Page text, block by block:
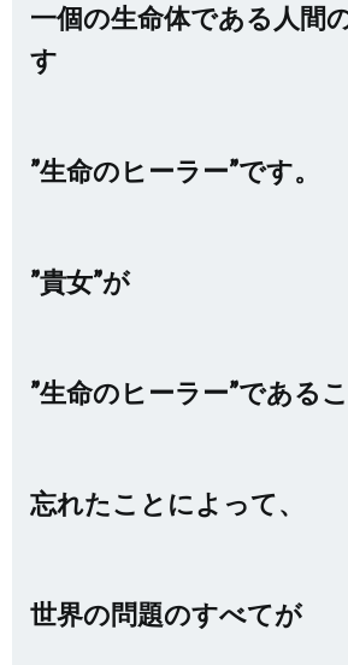
一個の生命体である人間
す
”生命のヒーラー”です。
”貴女”が
”生命のヒーラー”である
忘れたことによって、
世界の問題のすべてが